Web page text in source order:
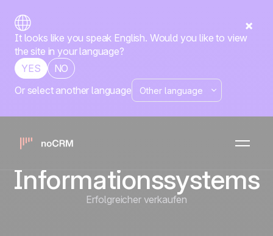
It looks like you speak English. Would you like to view
the site in your language?
YES
NO
Or select another language
Eingebaute No-
Code-Tools zur
Verbindung Ihres
Informationssystems
Erfolgreicher verkaufen